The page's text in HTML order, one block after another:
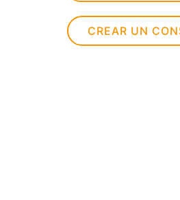
CREAR UN